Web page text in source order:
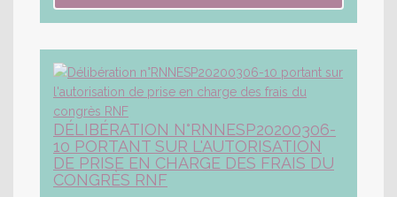
DÉLIBÉRATION N°RNNESP20200306-
10 PORTANT SUR L'AUTORISATION
DE PRISE EN CHARGE DES FRAIS DU
CONGRÈS RNF